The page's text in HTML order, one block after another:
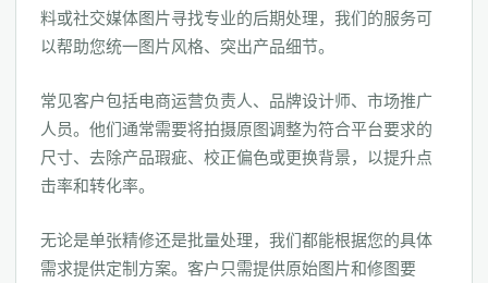
料或社交媒体图片寻找专业的后期处理，我们的服务可
以帮助您统一图片风格、突出产品细节。
常见客户包括电商运营负责人、品牌设计师、市场推广
人员。他们通常需要将拍摄原图调整为符合平台要求的
尺寸、去除产品瑕疵、校正偏色或更换背景，以提升点
击率和转化率。
无论是单张精修还是批量处理，我们都能根据您的具体
需求提供定制方案。客户只需提供原始图片和修图要